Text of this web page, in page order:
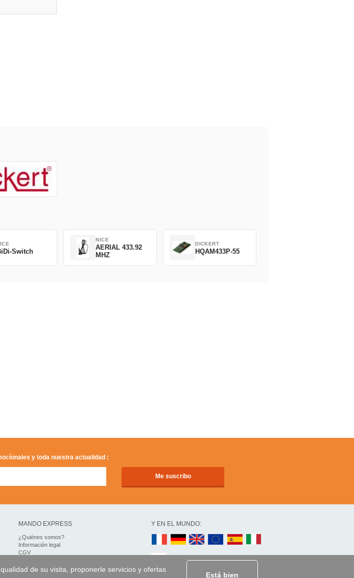
de su visita, proponerle servicios y ofertas
Está bien
Switch
NICE
AERIAL 433.92
MHZ
DICKERT
HQAM433P-55
y toda nuestra actualidad :
MANDO EXPRESS
¿Quiénes somos?
Información legal
CGV
Acceso profesionales
Y EN EL MUNDO: